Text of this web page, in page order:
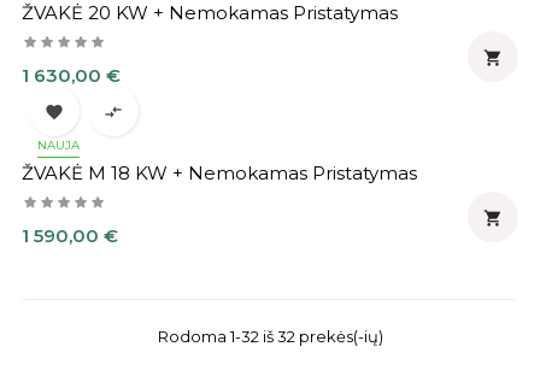
ŽVAKĖ 20 KW + Nemokamas Pristatymas
Kaina
1 630,00 €

NAUJA
 
ŽVAKĖ M 18 KW + Nemokamas Pristatymas
Kaina
1 590,00 €

Rodoma 1-32 iš 32 prekės(-ių)